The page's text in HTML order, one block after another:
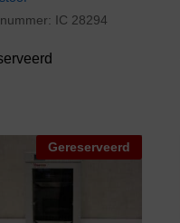
IC 28294
Gereserveerd